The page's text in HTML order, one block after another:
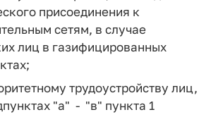
присоединения к
сетям, в случае
лиц в газифицированных
трудоустройству лиц,
"а" - "в" пункта 1